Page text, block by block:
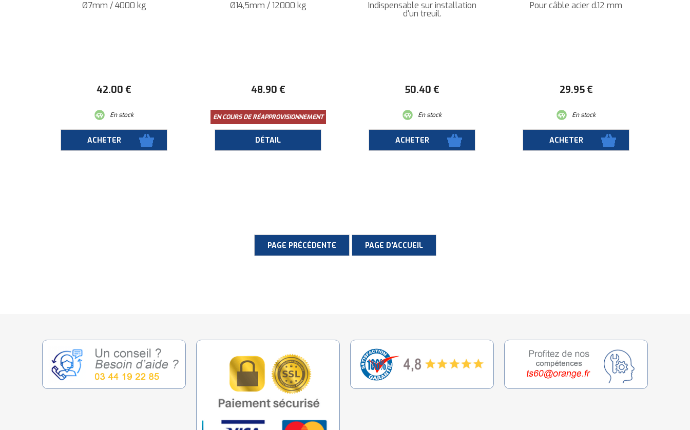
Ø7mm / 4000 kg
42.00 €
En stock
Ø14,5mm / 12000 kg
48.90 €
EN COURS DE RÉAPPROVISIONNEMENT
Indispensable sur installation
d'un treuil.
50.40 €
En stock
Pour câble acier d.12 mm
29.95 €
En stock